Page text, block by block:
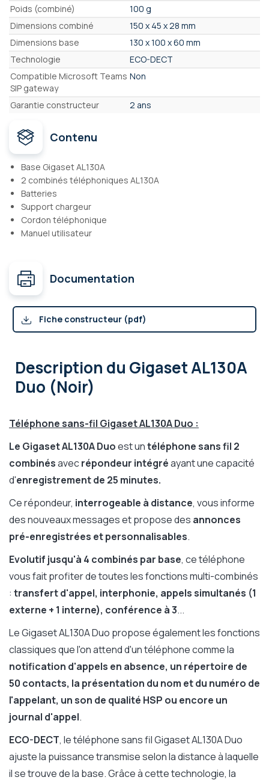
Poids (combiné)
100 g
Dimensions combiné
150 x 45 x 28 mm
Dimensions base
130 x 100 x 60 mm
Technologie
ECO-DECT
Compatible Microsoft Teams
SIP gateway
Non
Garantie constructeur 2 ans
Contenu
Base Gigaset AL130A
2 combinés téléphoniques AL130A
Batteries
Support chargeur
Cordon téléphonique
Manuel utilisateur
Documentation
Fiche constructeur (pdf)
Description du Gigaset AL130A
Duo (Noir)
Téléphone sans-fil Gigaset AL130A Duo :
Le Gigaset AL130A Duoest untéléphone sans fil 2
combinésavecrépondeur intégréayant une capacité
d'enregistrement de 25 minutes.
Ce répondeur, interrogeable à distance, vous informe
des nouveaux messages et propose des annonces
pré-enregistrées et personnalisables.
Evolutif jusqu'à 4 combinés par base, ce téléphone
vous fait profiter de toutes les fonctions multi-combinés
: transfert d'appel, interphonie, appels simultanés (1
externe + 1 interne), conférence à 3...
Le Gigaset AL130A Duo propose également les fonctions
classiques que l'on attend d'un téléphone comme la
notification d'appels en absence, un répertoire de
50 contacts, la présentation du nom et du numéro de
l'appelant, un son de qualité HSP ou encore un
journal d'appel.
ECO-DECT, le téléphone sans fil Gigaset AL130A Duo
ajuste la puissance transmise selon la distance à laquelle
il se trouve de la base. Grâce à cette technologie, la